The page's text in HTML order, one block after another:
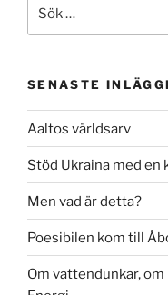
efter:
SENASTE
Aaltos världsarv
Stöd Ukraina med en
Men vad är detta?
Poesibilen kom till
Om vattendunkar,